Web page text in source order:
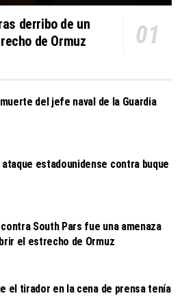
derribo de un
de Ormuz
del jefe naval de la Guardia
estadounidense contra buque
South Pars fue una amenaza
el estrecho de Ormuz
el tirador en la cena de prensa tenía